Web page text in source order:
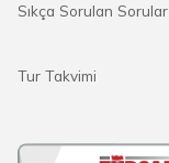
Sıkça Sorulan Sorular
Tur Takvimi